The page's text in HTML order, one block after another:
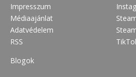
Impresszum
Médiaajánlat
Adatvédelem
RSS
Blogok